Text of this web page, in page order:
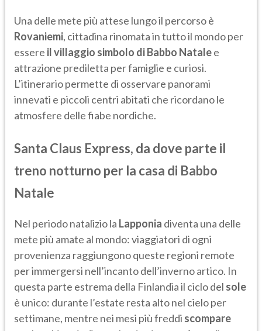
Una delle mete più attese lungo il percorso è
Rovaniemi, cittadina rinomata in tutto il mondo per
essere il villaggio simbolo di Babbo Natalee
attrazione prediletta per famiglie e curiosi.
L’itinerario permette di osservare panorami
innevati e piccoli centri abitati che ricordano le
atmosfere delle fiabe nordiche.
Santa Claus Express, da dove parte il
treno notturno per la casa di Babbo
Natale
Nel periodo natalizio la Lapponia diventa una delle
mete più amate al mondo: viaggiatori di ogni
provenienza raggiungono queste regioni remote
per immergersi nell’incanto dell’inverno artico. In
questa parte estrema della Finlandia il ciclo del sole
è unico: durante l’estate resta alto nel cielo per
settimane, mentre nei mesi più freddi scompare